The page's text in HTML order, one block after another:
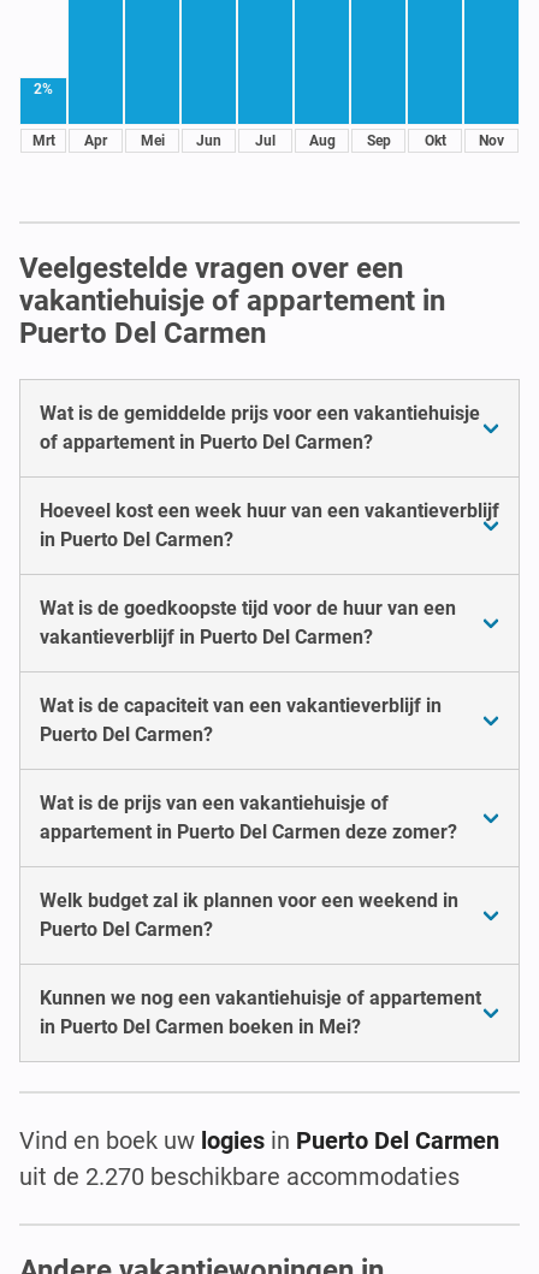
2%
Mrt Apr Mei Jun Jul Aug Sep Okt Nov
Veelgestelde vragen over een
vakantiehuisje of appartement in
Puerto Del Carmen
Wat is de gemiddelde prijs voor een vakantiehuisje
of appartement in Puerto Del Carmen?
Hoeveel kost een week huur van een vakantieverblijf
in Puerto Del Carmen?
Wat is de goedkoopste tijd voor de huur van een
vakantieverblijf in Puerto Del Carmen?
Wat is de capaciteit van een vakantieverblijf in
Puerto Del Carmen?
Wat is de prijs van een vakantiehuisje of
appartement in Puerto Del Carmen deze zomer?
Welk budget zal ik plannen voor een weekend in
Puerto Del Carmen?
Kunnen we nog een vakantiehuisje of appartement
in Puerto Del Carmen boeken in Mei?
Vind en boek uw logies in Puerto Del Carmen
uit de 2.270 beschikbare accommodaties